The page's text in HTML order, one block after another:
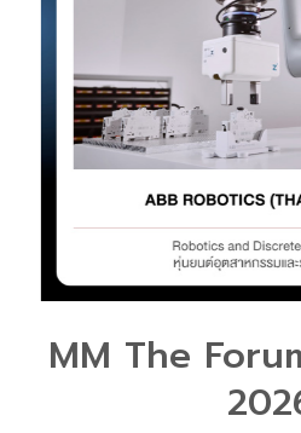
MM The